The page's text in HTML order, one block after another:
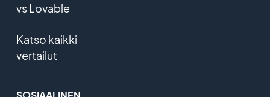
vs Lovable
Katso kaikki
vertailut